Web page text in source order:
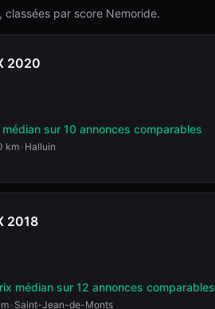
classées par score Nemoride.
2020
sur 10 annonces comparables
km Halluin
2018
médian sur 12 annonces comparables
Saint-Jean-de-Monts